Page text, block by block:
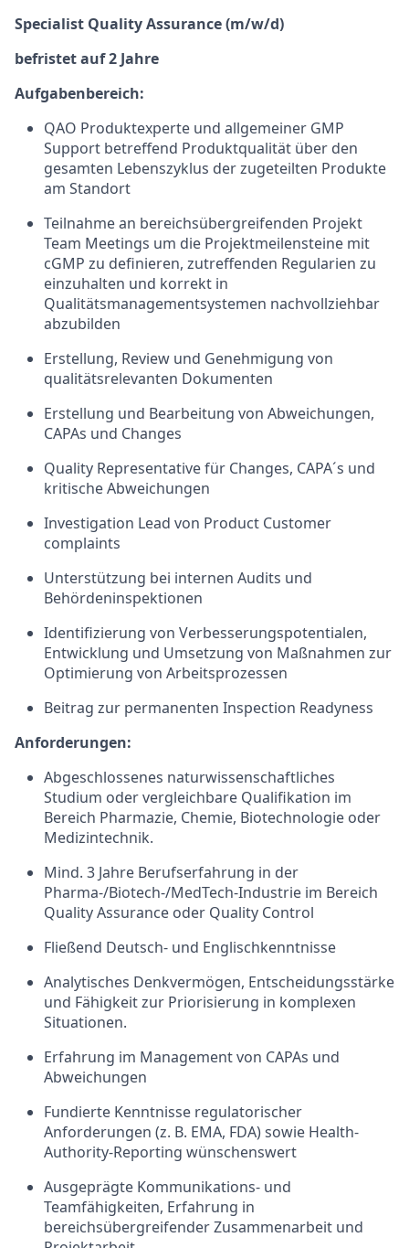
Specialist Quality Assurance (m/w/d)
befristet auf 2 Jahre
Aufgabenbereich:
QAO Produktexperte und allgemeiner GMP
Support betreffend Produktqualität über den
gesamten Lebenszyklus der zugeteilten Produkte
am Standort
Teilnahme an bereichsübergreifenden Projekt
Team Meetings um die Projektmeilensteine mit
cGMP zu definieren, zutreffenden Regularien zu
einzuhalten und korrekt in
Qualitätsmanagementsystemen nachvollziehbar
abzubilden
Erstellung, Review und Genehmigung von
qualitätsrelevanten Dokumenten
Erstellung und Bearbeitung von Abweichungen,
CAPAs und Changes
Quality Representative für Changes, CAPA´s und
kritische Abweichungen
Investigation Lead von Product Customer
complaints
Unterstützung bei internen Audits und
Behördeninspektionen
Identifizierung von Verbesserungspotentialen,
Entwicklung und Umsetzung von Maßnahmen zur
Optimierung von Arbeitsprozessen
Beitrag zur permanenten Inspection Readyness
Anforderungen:
Abgeschlossenes naturwissenschaftliches
Studium oder vergleichbare Qualifikation im
Bereich Pharmazie, Chemie, Biotechnologie oder
Medizintechnik.
Mind. 3 Jahre Berufserfahrung in der
Pharma-/Biotech-/MedTech‑Industrie im Bereich
Quality Assurance oder Quality Control
Fließend Deutsch- und Englischkenntnisse
Analytisches Denkvermögen, Entscheidungsstärke
und Fähigkeit zur Priorisierung in komplexen
Situationen.
Erfahrung im Management von CAPAs und
Abweichungen
Fundierte Kenntnisse regulatorischer
Anforderungen (z. B. EMA, FDA) sowie Health-
Authority-Reporting wünschenswert
Ausgeprägte Kommunikations- und
Teamfähigkeiten, Erfahrung in
bereichsübergreifender Zusammenarbeit und